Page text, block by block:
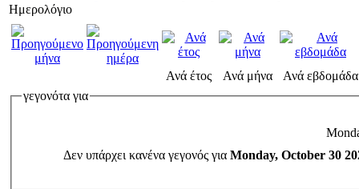
Ημερολόγιο
Ανά έτος Ανά μήνα
Ανά εβδομάδα
γεγονότα για
Δεν υπάρχει κανένα γεγονός για Monday, October 30